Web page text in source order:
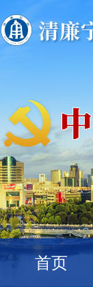
首页